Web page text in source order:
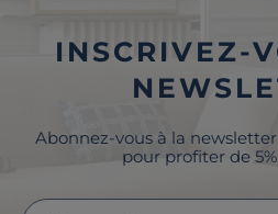
INSCRIVEZ-
Abonnez-vous à la
pour profiter de